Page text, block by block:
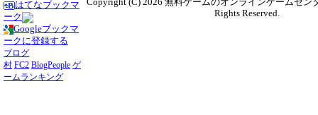
はてなブックマ
ーク
Googleブックマ
ークに登録する
ブログ
村 FC2 BlogPeople ゲ
ームランキング
Copyright (C) 2026 無料ゲームのオンラインゲームセン
Rights Reserved.